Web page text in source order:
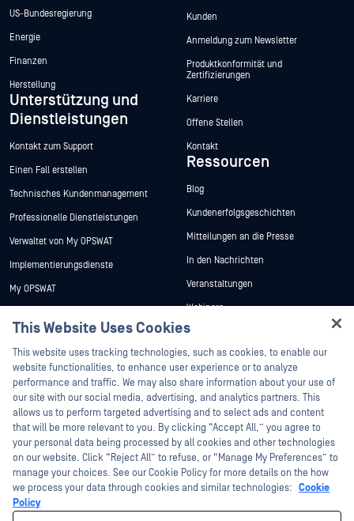
US-Bundesregierung
Energie
Finanzen
Herstellung
Unterstützung und
Dienstleistungen
Kontakt zum Support
Einen Fall erstellen
Technisches Kundenmanagement
Professionelle Dienstleistungen
Verwaltet von My OPSWAT
Implementierungsdienste
My OPSWAT
Ausbildung
Programm zur Behebung von
Sicherheitslücken
Partner
Zertifizierung
Technologie-Partner
Partner Programm
Kunden
Anmeldung zum Newsletter
Produktkonformität und
Zertifizierungen
Karriere
Offene Stellen
Kontakt
Ressourcen
Blog
Kundenerfolgsgeschichten
Mitteilungen an die Presse
In den Nachrichten
Veranstaltungen
Webinare
Datenblätter
Weiße Papiere
Kostenlose Tools
©2026 OPSWAT . Alle Rechte vorbehalten. OPSWAT, MetaDefender, Metascan,
MetaAccess, das OPSWAT , Trust no File. Trust No Device., OPSWAT , Protecting the
This Website Uses Cookies
This website uses tracking technologies, such as cookies, to enable our
website functionalities, to enhance user experience or to analyze
performance and traffic. We may also share information about your use of
our site with our social media, advertising, and analytics partners. This
allows us to perform targeted advertising and to select ads and content
that will be more relevant to you. By clicking “Accept All,” you agree to
your personal data being processed by all cookies and other technologies
on our website. Click “Reject All” to refuse, or “Manage My Preferences” to
manage your choices. See our Cookie Policy for more details on the how
we process your data through cookies and similar technologies: Cookie
Policy
Hey there!
I'm Ozzy, your OPSWAT virtual assistant.
How can I help you secure what's critical
today?